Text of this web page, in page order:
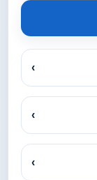
›
›
›